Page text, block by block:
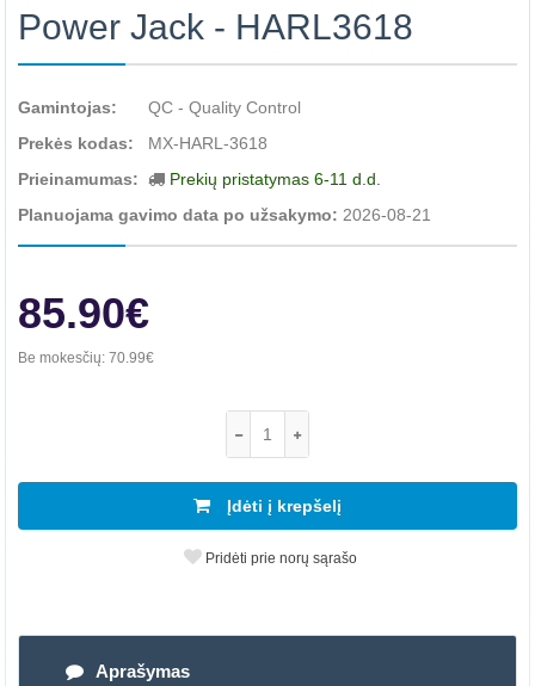
Power Jack - HARL3618
Gamintojas:
QC - Quality Control
Prekės kodas:
MX-HARL-3618
Prieinamumas:
Prekių pristatymas 6-11 d.d.
Planuojama gavimo data po užsakymo: 2026-08-21
85.90€
Be mokesčių: 70.99€
Įdėti į krepšelį
Pridėti prie norų sąrašo
Aprašymas